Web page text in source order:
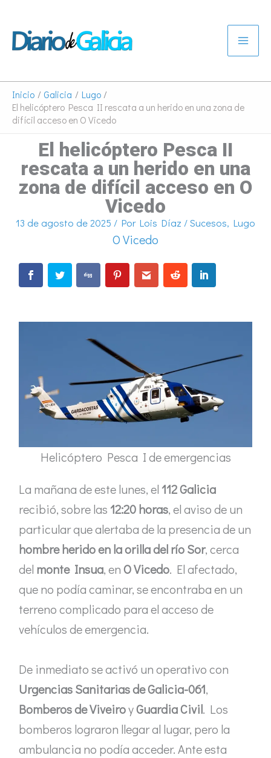
contenido
Inicio Galicia
Lugo
El helicóptero Pesca II rescata a un herido en una zona de
difícil acceso en O Vicedo
El helicóptero Pesca II
rescata a un herido en una
zona de difícil acceso en O
Vicedo
13 de agosto de 2025 / Por Lois Díaz /Sucesos, Lugo
O Vicedo
Helicóptero Pesca I de emergencias
La mañana de este lunes, el112 Galicia
recibió, sobre las12:20 horas, el aviso de un
particular que alertaba de la presencia de un
hombre herido en la orilla del río Sor, cerca
del monte Insua, enO Vicedo. El afectado,
que no podía caminar, se encontraba en un
terreno complicado para el acceso de
vehículos de emergencia.
De inmediato se activó un operativo con
Urgencias Sanitarias de Galicia-061,
Bomberos de ViveiroyGuardia Civil. Los
bomberos lograron llegar al lugar, pero la
ambulancia no podía acceder. Ante esta